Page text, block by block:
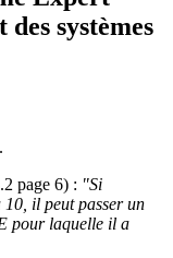
systèmes
page 6) : "Si
il peut passer un
pour laquelle il a